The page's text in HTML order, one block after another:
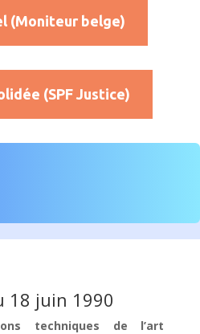
(Moniteur belge)
(SPF Justice)
18 juin 1990
techniques de l’art